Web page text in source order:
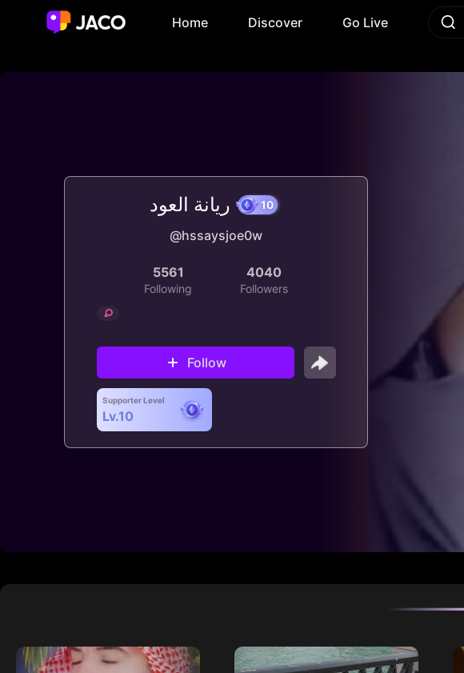
Home Discover Go Live
ريانة العود
@hssaysjoe0w
5561
Following
4040
Followers
Follow
Supporter Level
Lv.10